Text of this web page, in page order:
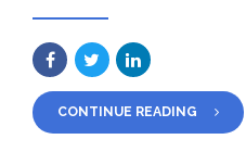
CONTINUE READING